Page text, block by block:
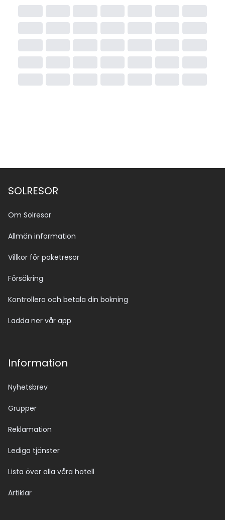
SOLRESOR
Om Solresor
Allmän information
Villkor för paketresor
Försäkring
Kontrollera och betala din bokning
Ladda ner vår app
Information
Nyhetsbrev
Grupper
Reklamation
Lediga tjänster
Lista över alla våra hotell
Artiklar